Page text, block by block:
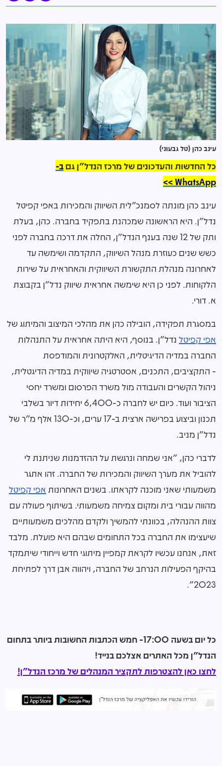
עינב כהן (טל גבעוני)
כל החדשות והעדכונים של מרכז הנדל"ן גם ב-
WhatsApp >>
עינב כהן מונתה לסמנכ"לית השיווק והמכירות באפי קפיטל
נדל"ן. היא הראשונה שמכהנת בתפקיד בחברה. כהן, בעלת
ותק של 12 שנה בענף הנדל"ן, החלה את דרכה בחברה לפני
כשש שנים כעוזרת מנהל השיווק, התקדמה ושימשה עד
לאחרונה מנהלת התקשורת השיווקית והאחראית על שירות
הלקוחות. לפני כן היא שימשה אחראית שיווק נדל"ן בקבוצת
א. דורי.
במסגרת תפקידה, הובילה כהן את מהלכי המיצוב והמיתוג של
אפי קפיטל נדל"ן. בנוסף, היא היתה אחראית על התנהלות
החברה במדיה הדיגיטלית, האלקטרונית והמודפסת
- התקציבים, התכנים, אסטרטגיה שיווקית במדיה הדיגטלית,
ניהול הקשרים והעבודה מול משרד הפרסום ומשרד יחסי
הציבור ועוד. כיום יש לחברה כ-6,400 יחידות דיור בשלבי
תכנון וביצוע בפרישה ארצית ב-17 ערים, וכ-130 אלף מ"ר של
נדל"ן מניב.
לדברי כהן, "אני שמחה ונרגשת על ההזדמנות שניתנת לי
להוביל את מערך השיווק והמכירות של החברה. זהו אתגר
משמעותי שאני מוכנה לקראתו. בשנים האחרונות אפי קפיטל
מהווה עבורי בית ומקום צמיחה משמעותי. בשיתוף פעולה עם
צוות ההנהלה, בכוונתי להמשיך ולקדם מהלכים משמעותיים
שיעצימו את החברה בכל התחומים שבהם היא פועלת. מלבד
זאת, אנחנו עכשיו לקראת קמפיין מיתוגי חדש וייחודי שיתמקד
בהיקף הפעילות הנרחב של החברה, ויהווה אבן דרך לפתיחת
2023".
כל יום בשעה 17:00- חמש הכתבות החשובות ביותר בתחום
הנדל"ן מכל האתרים אצלכם בנייד!
לחצו כאן להצטרפות לתקציר המנהלים של מרכז הנדל"ן!